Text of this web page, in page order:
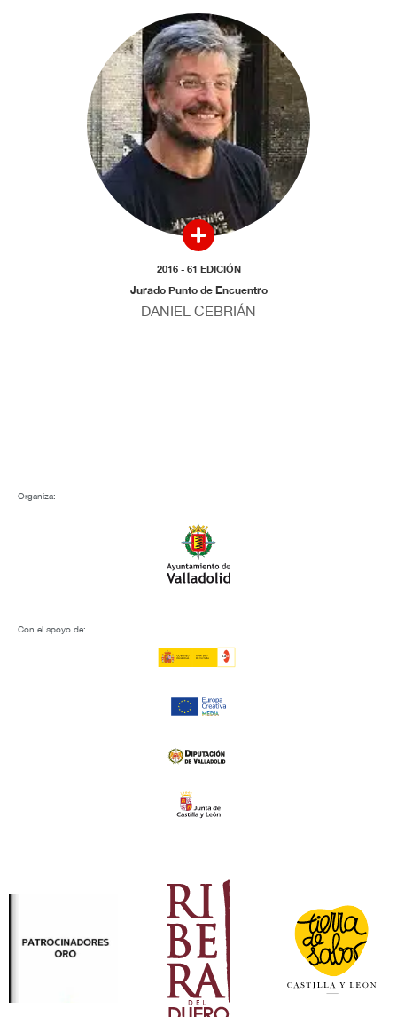
2016 - 61 EDICIÓN
Jurado Punto de Encuentro
DANIEL CEBRIÁN
Organiza:
Con el apoyo de: